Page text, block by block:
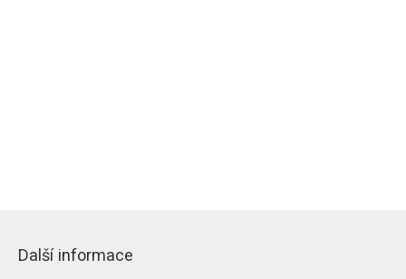
Další informace